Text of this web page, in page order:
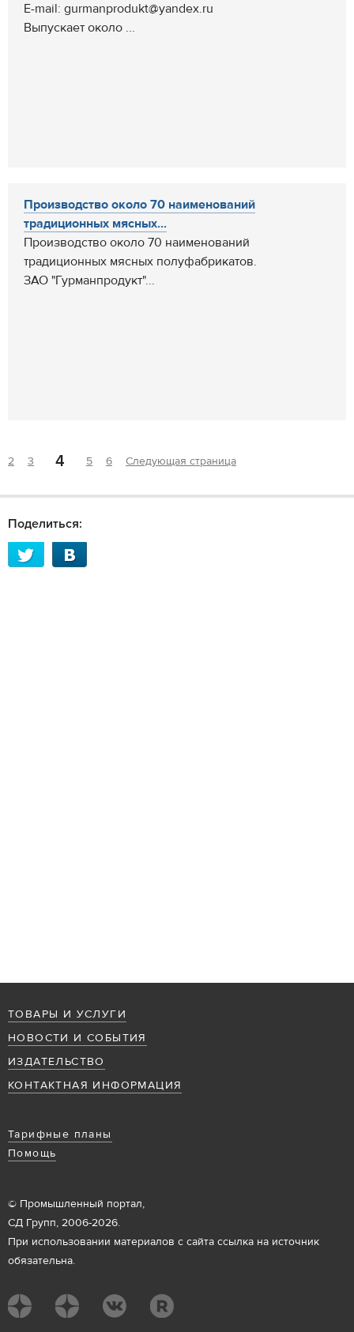
E-mail: gurmanprodukt@yandex.ru
Выпускает около ...
Производство около 70 наименований
традиционных мясных...
Производство около 70 наименований
традиционных мясных полуфабрикатов.
ЗАО "Гурманпродукт"...
2 3 4 5 6 Следующая страница
Поделиться:
ТОВАРЫ И УСЛУГИ
НОВОСТИ И СОБЫТИЯ
ИЗДАТЕЛЬСТВО
КОНТАКТНАЯ ИНФОРМАЦИЯ
Тарифные планы
Помощь
© Промышленный портал,
СД Групп, 2006-2026.
При использовании материалов с сайта ссылка на источник
обязательна.